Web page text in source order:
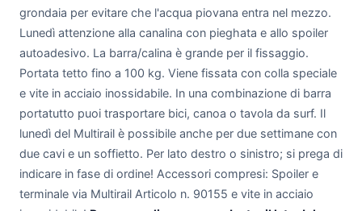
grondaia per evitare che l'acqua piovana entra nel mezzo.
Lunedì attenzione alla canalina con pieghata e allo spoiler
autoadesivo. La barra/calina è grande per il fissaggio.
Portata tetto fino a 100 kg. Viene fissata con colla speciale
e vite in acciaio inossidabile. In una combinazione di barra
portatutto puoi trasportare bici, canoa o tavola da surf. Il
lunedì del Multirail è possibile anche per due settimane con
due cavi e un soffietto. Per lato destro o sinistro; si prega di
indicare in fase di ordine! Accessori compresi: Spoiler e
terminale via Multirail Articolo n. 90155 e vite in acciaio